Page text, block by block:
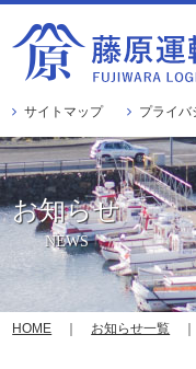
サイトマップ プライバ
お知らせ
NEWS
HOME お知らせ一覧 ｜